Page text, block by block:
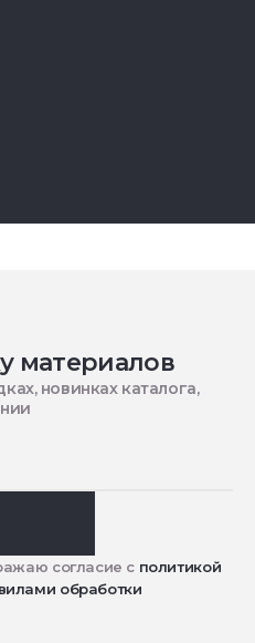
материалов
новинках каталога,
согласие с политикой
обработки